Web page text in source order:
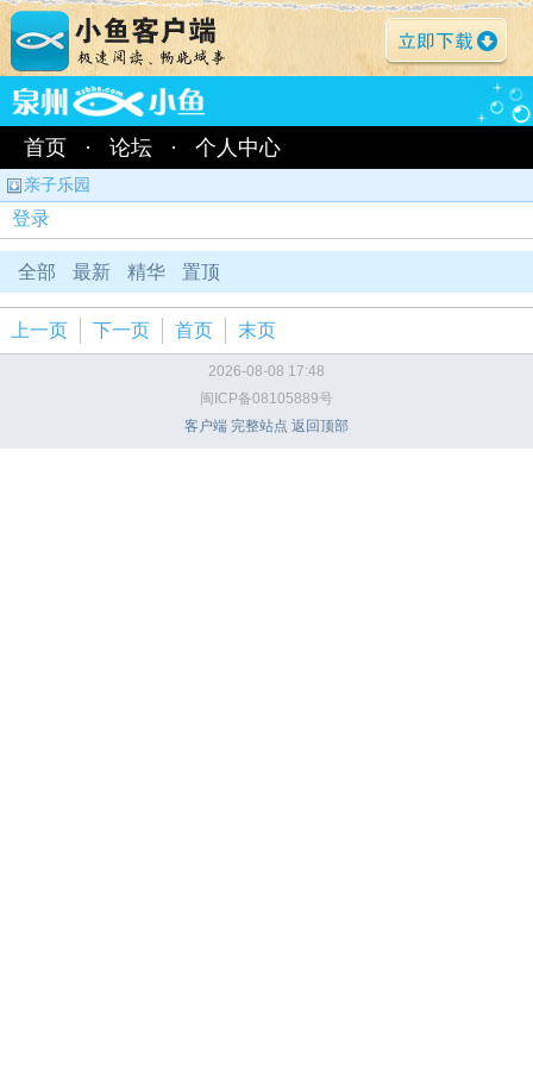
首页 · 论坛 · 个人中心
亲子乐园
登录
全部 最新 精华 置顶
上一页 下一页 首页 末页
2026-08-08 17:48
闽ICP备08105889号
客户端 完整站点 返回顶部